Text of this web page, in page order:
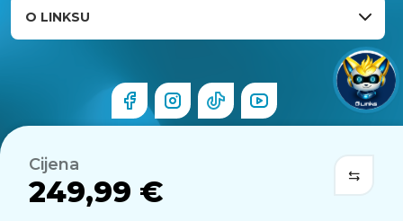
Cijena
249,99 €
O LINKSU